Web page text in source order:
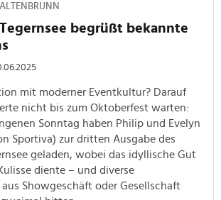
begrüßt bekannte
mit moderner Eventkultur? Darauf
nicht bis zum Oktoberfest warten:
Sonntag haben Philip und Evelyn
Sportiva) zur dritten Ausgabe des
geladen, wobei das idyllische Gut
diente – und diverse
Showgeschäft oder Gesellschaft